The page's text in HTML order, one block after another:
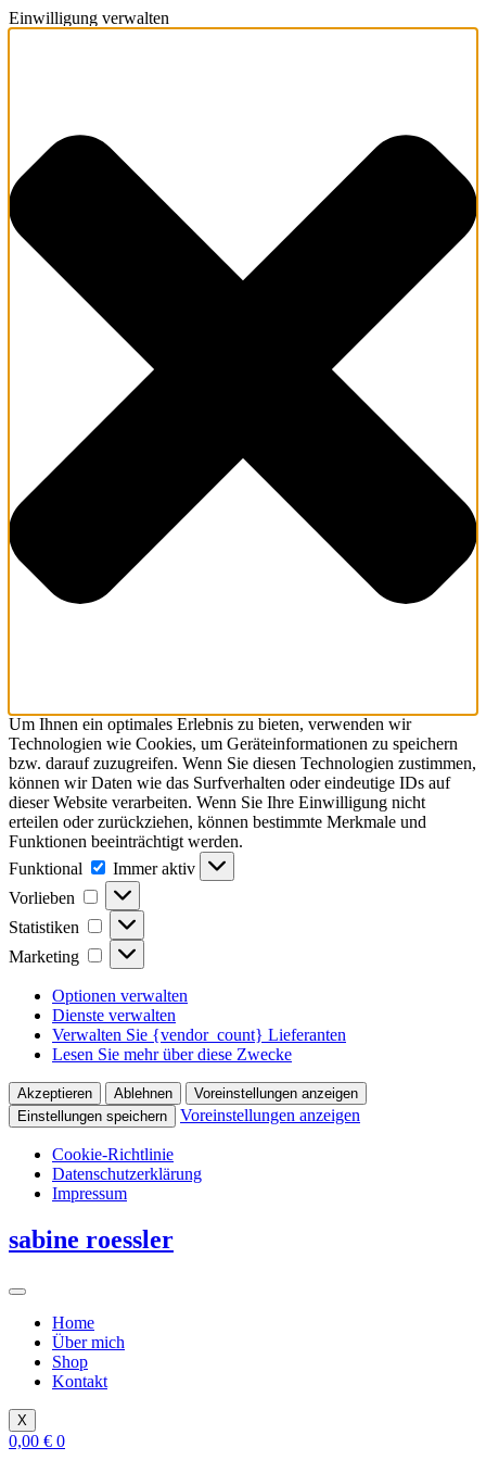
Einwilligung verwalten
Um Ihnen ein optimales Erlebnis zu bieten, verwenden wir
Technologien wie Cookies, um Geräteinformationen zu speichern
bzw. darauf zuzugreifen. Wenn Sie diesen Technologien zustimmen,
können wir Daten wie das Surfverhalten oder eindeutige IDs auf
dieser Website verarbeiten. Wenn Sie Ihre Einwilligung nicht
erteilen oder zurückziehen, können bestimmte Merkmale und
Funktionen beeinträchtigt werden.
Funktional
Funktional
Immer aktiv
Vorlieben
Vorlieben
Statistiken Statistiken
Marketing Marketing
Optionen verwalten
Dienste verwalten
Verwalten Sie {vendor_count} Lieferanten
Lesen Sie mehr über diese Zwecke
Akzeptieren Ablehnen
Voreinstellungen anzeigen
Einstellungen speichern
Voreinstellungen anzeigen
Cookie-Richtlinie
Datenschutzerklärung
Impressum
Zum
Inhalt
sabine roessler
Home
Über mich
Shop
Kontakt
X
0,00 € 0